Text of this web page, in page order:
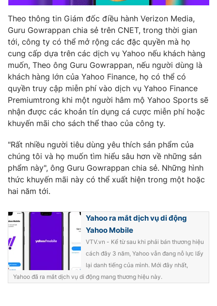
Cơ quan báo chí:Thời báo VTV
Giấy phép hoạt động báo in và báo điện tử số 483/GP-BTTTT
cấp ngày 29/12/2023
Tổng Biên tập:Vũ Thanh Thủy
Phó Tổng Biên tập:Nguyễn Thị Mỹ Hạnh, Phạm Quốc Thắng,
Nguyễn Trọng Ninh
Tổng đài VTV:024.38 355 931 - 024.38 355 932
Ðiện thoại Thời báo VTV:024.66 897 897
Email:
toasoan@vtv.vn
Liên hệ quảng cáo:024-7300.7108
® Cấm sao chép dưới mọi hình thức nếu không có sự chấp
thuận bằng văn bản. Ghi rõ nguồn VTV.vn khi phát hành lại
thông tin từ website này.
Theo thông tin Giám đốc điều hành Verizon Media,
Guru Gowrappan chia sẻ trên CNET, trong thời gian
tới, công ty có thể mở rộng các đặc quyền mà họ
cung cấp dựa trên các dịch vụ Yahoo nếu khách hàng
muốn, Theo ông Guru Gowrappan, nếu người dùng là
khách hàng lớn của Yahoo Finance, họ có thể có
quyền truy cập miễn phí vào dịch vụ Yahoo Finance
Premiumtrong khi một người hâm mộ Yahoo Sports sẽ
nhận được các khoản tín dụng cá cược miễn phí hoặc
khuyến mãi cho sách thể thao của công ty.
"Rất nhiều người tiêu dùng yêu thích sản phẩm của
chúng tôi và họ muốn tìm hiểu sâu hơn về những sản
phẩm này", ông Guru Gowrappan chia sẻ. Những hình
thức khuyến mãi này có thể xuất hiện trong một hoặc
hai năm tới.
Yahoo ra mắt dịch vụ di động
Yahoo Mobile
VTV.vn - Kể từ sau khi phải bán thương hiệu
cách đây 3 năm, Yahoo vẫn đang nỗ lực lấy
lại danh tiếng của mình. Mới đây nhất,
Yahoo đã ra mắt dịch vụ di động mang thương hiệu này.